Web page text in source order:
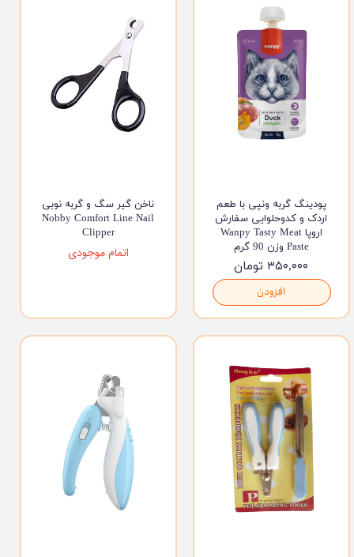
پودینگ گربه ونپی با طعم
اردک و کدو‌حلوایی سفارش
اروپا Wanpy Tasty Meat
Paste وزن 90 گرم
۳۵۰,۰۰۰ تومان
افزودن
ناخن گیر سگ و گربه نوبی
Nobby Comfort Line Nail
Clipper
اتمام موجودی